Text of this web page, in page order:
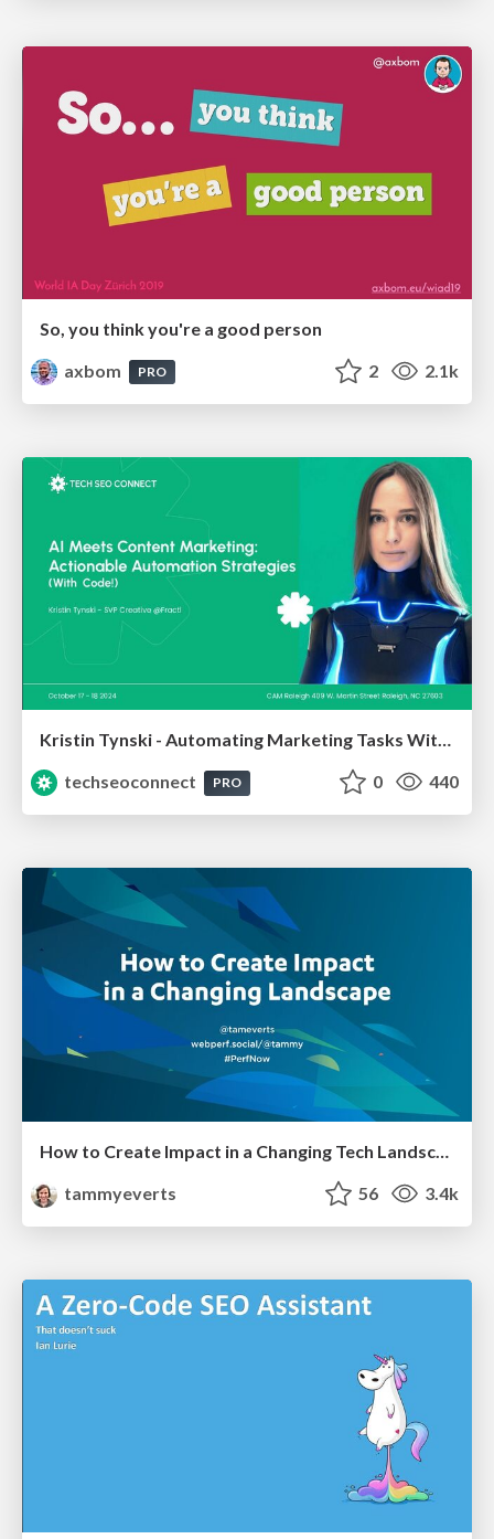
So, you think you're a good person
axbom
PRO 2 2.1k
Kristin Tynski - Automating Marketing Tasks With AI
techseoconnect
PRO 0 440
How to Create Impact in a Changing Tech Landscape [PerfNow 2023]
tammyeverts
56 3.4k